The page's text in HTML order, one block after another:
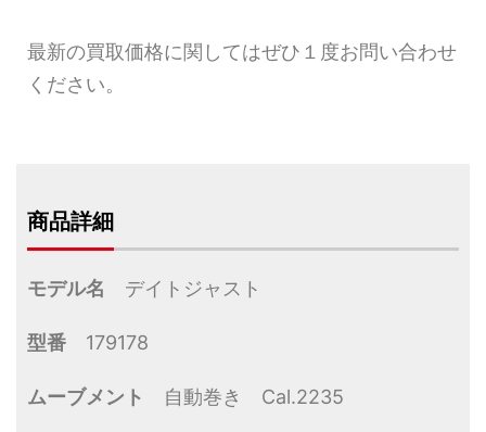
最新の買取価格に関してはぜひ１度お問い合わせ
ください。
商品詳細
モデル名 デイトジャスト
型番 179178
ムーブメント 自動巻き Cal.2235